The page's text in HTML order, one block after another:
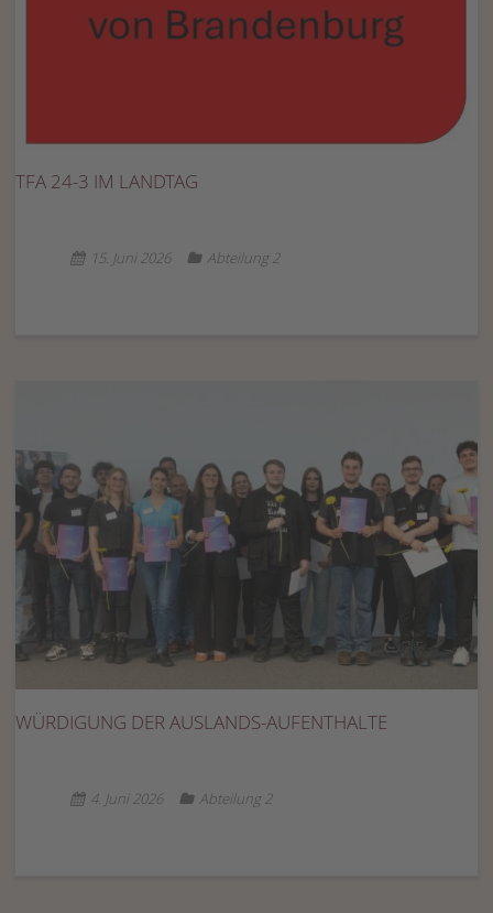
TFA 24-3 IM LANDTAG
15. Juni 2026 Abteilung 2
WÜRDIGUNG DER AUSLANDS-AUFENTHALTE
4. Juni 2026 Abteilung 2